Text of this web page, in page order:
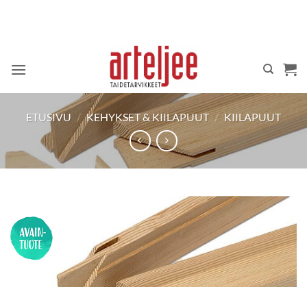
ETUSIVU / KEHYKSET & KIILAPUUT / KIILAPUUT